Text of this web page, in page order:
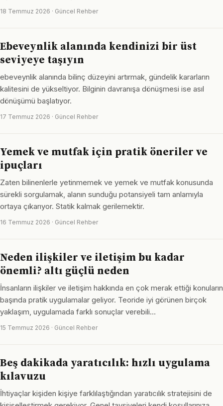
18 Temmuz 2026 · Güncel Rehber
Ebeveynlik alanında kendinizi bir üst
seviyeye taşıyın
ebeveynlik alanında bilinç düzeyini artırmak, gündelik kararların
kalitesini de yükseltiyor. Bilginin davranışa dönüşmesi ise asıl
dönüşümü başlatıyor.
17 Temmuz 2026 · Güncel Rehber
Yemek ve mutfak için pratik öneriler ve
ipuçları
Zaten bilinenlerle yetinmemek ve yemek ve mutfak konusunda
sürekli sorgulamak, alanın sunduğu potansiyeli tam anlamıyla
ortaya çıkarıyor. Statik kalmak gerilemektir.
16 Temmuz 2026 · Güncel Rehber
Neden ilişkiler ve iletişim bu kadar
önemli? altı güçlü neden
İnsanların ilişkiler ve iletişim hakkında en çok merak ettiği konuların
başında pratik uygulamalar geliyor. Teoride iyi görünen birçok
yaklaşım, uygulamada farklı sonuçlar verebili…
15 Temmuz 2026 · Güncel Rehber
Beş dakikada yaratıcılık: hızlı uygulama
kılavuzu
İhtiyaçlar kişiden kişiye farklılaştığından yaratıcılık stratejisini de